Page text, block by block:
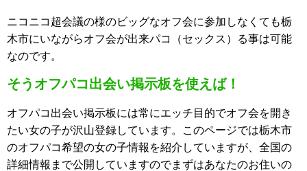
ニコニコ超会議の様のビッグなオフ会に参加しなくても栃
木市にいながらオフ会が出来パコ（セックス）る事は可能
なのです。
そうオフパコ出会い掲示板を使えば！
オフパコ出会い掲示板には常にエッチ目的でオフ会を開き
たい女の子が沢山登録しています。このページでは栃木市
のオフパコ希望の女の子情報を紹介していますが、全国の
詳細情報まで公開していますのでまずはあなたのお住いの